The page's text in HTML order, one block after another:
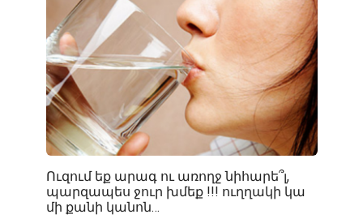
Ուզում եք արագ ու առողջ նիհարե՞լ,
պարզապես ջուր խմեք !!! ուղղակի կա
մի քանի կանոն…